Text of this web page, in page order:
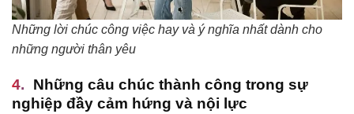
Những lời chúc công việc hay và ý nghĩa nhất dành cho
những người thân yêu
Những câu chúc thành công trong sự
nghiệp đầy cảm hứng và nội lực